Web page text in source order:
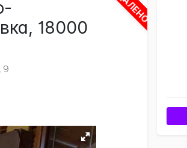
18000
9